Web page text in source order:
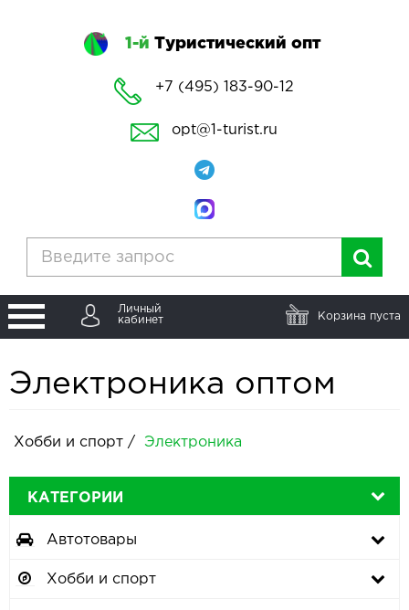
1-й Туристический опт
+7 (495) 183-90-12
opt@1-turist.ru
Личный
кабинет
Корзина пуста
Электроника оптом
Хобби и спорт / Электроника
КАТЕГОРИИ
Автотовары
Хобби и спорт